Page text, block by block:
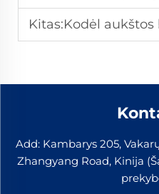
Kitas:Kodėl aukštos kokybės
Add: Kambarys 205,
Zhangyang Road, Kinija